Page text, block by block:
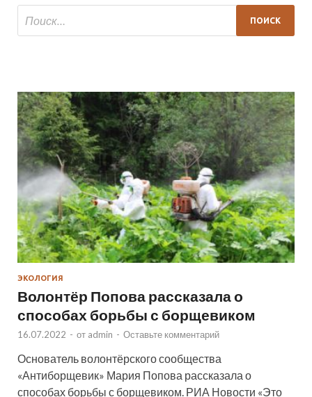
ЭКОЛОГИЯ
Волонтёр Попова рассказала о
способах борьбы с борщевиком
16.07.2022 - от admin - Оставьте комментарий
Основатель волонтёрского сообщества
«Антиборщевик» Мария Попова рассказала о
способах борьбы с борщевиком. РИА Новости «Это